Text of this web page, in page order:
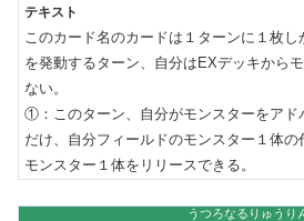
このカード名のカードは１ターンに１枚
を発動するターン、自分はEXデッキから
ない。
①：このターン、自分がモンスターをアド
だけ、自分フィールドのモンスター１体
モンスター１体をリリースできる。
うつろなるりゅうり